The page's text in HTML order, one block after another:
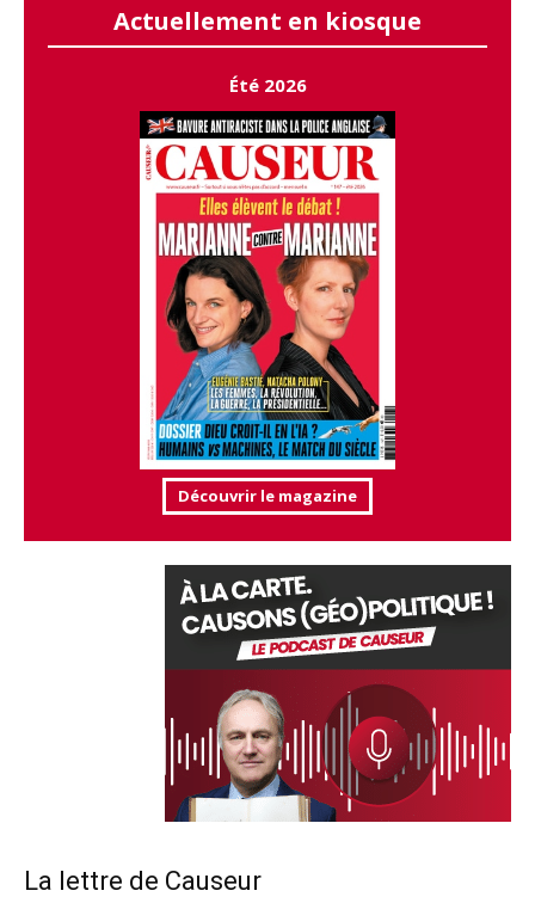
Actuellement en kiosque
Été 2026
Découvrir le magazine
La lettre de Causeur